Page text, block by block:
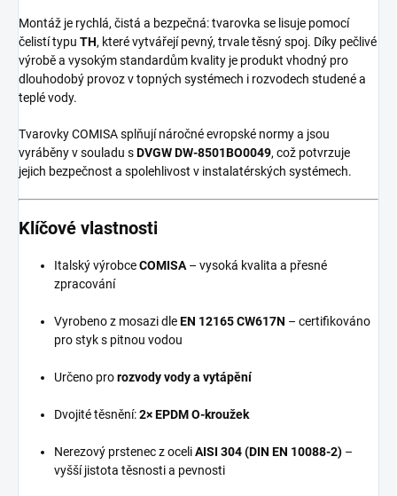
Montáž je rychlá, čistá a bezpečná: tvarovka se lisuje pomocí
čelistí typu TH, které vytvářejí pevný, trvale těsný spoj. Díky pečlivé
výrobě a vysokým standardům kvality je produkt vhodný pro
dlouhodobý provoz v topných systémech i rozvodech studené a
teplé vody.
Tvarovky COMISA splňují náročné evropské normy a jsou
vyráběny v souladu sDVGW DW-8501BO0049, což potvrzuje
jejich bezpečnost a spolehlivost v instalatérských systémech.
Klíčové vlastnosti
Italský výrobceCOMISA– vysoká kvalita a přesné
zpracování
Vyrobeno z mosazi dleEN 12165 CW617N – certifikováno
pro styk s pitnou vodou
Určeno prorozvody vody a vytápění
Dvojité těsnění:2× EPDM O-kroužek
Nerezový prstenec z oceliAISI 304 (DIN EN 10088-2) –
vyšší jistota těsnosti a pevnosti